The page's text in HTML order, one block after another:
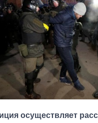
осуществляет